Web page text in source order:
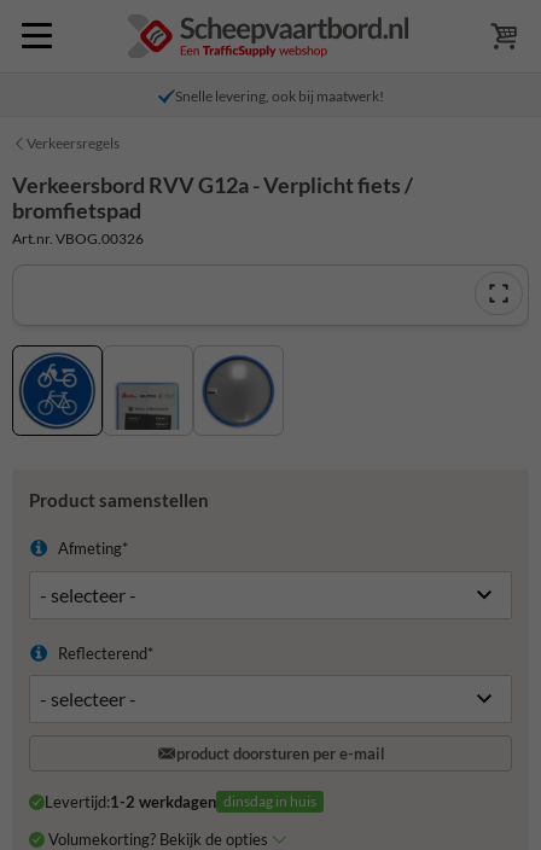
Snelle levering, ook bij maatwerk!
Verkeersregels
Verkeersbord RVV G12a - Verplicht fiets /
bromfietspad
Art.nr. VBOG.00326
Product samenstellen
Afmeting*
Reflecterend*
product doorsturen per e-mail
Levertijd:1-2 werkdagen dinsdag in huis
Volumekorting? Bekijk de opties